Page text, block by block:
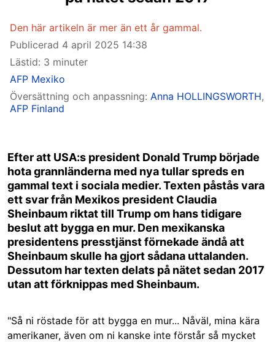
Den här artikeln är mer än ett år gammal.
Publicerad 4 april 2025 14:38
Lästid: 3 minuter
AFP Mexiko
Översättning och anpassning: Anna HOLLINGSWORTH,
AFP Finland
Efter att USA:s president Donald Trump började
hota grannländerna med nya tullar spreds en
gammal text i sociala medier. Texten påstås vara
ett svar från Mexikos president Claudia
Sheinbaum riktat till Trump om hanstidigare
beslut att bygga en mur. Den mexikanska
presidentens presstjänst förnekade ändå att
Sheinbaum skulle ha gjort sådana uttalanden.
Dessutom har texten delats på nätet sedan 2017
utan att förknippas med Sheinbaum.
"Så ni röstade för att bygga en mur... Nåväl, mina kära
amerikaner, även om ni kanske inte förstår så mycket